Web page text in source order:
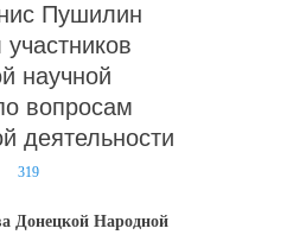
Пушилин
научной
вопросам
деятельности
319
Донецкой Народной